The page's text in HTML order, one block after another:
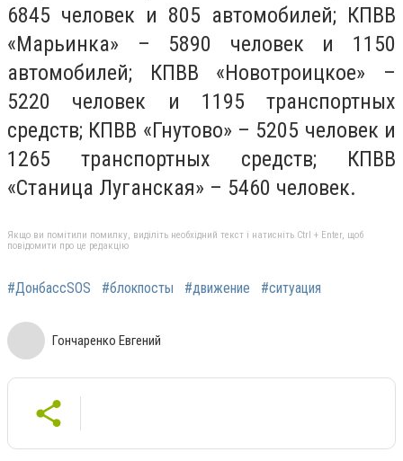
6845 человек и 805 автомобилей; КПВВ
«Марьинка» – 5890 человек и 1150
автомобилей; КПВВ «Новотроицкое» –
5220 человек и 1195 транспортных
средств; КПВВ «Гнутово» – 5205 человек и
1265 транспортных средств; КПВВ
«Станица Луганская» – 5460 человек.
Якщо ви помітили помилку, виділіть необхідний текст і натисніть Ctrl + Enter, щоб
повідомити про це редакцію
#ДонбассSOS #блокпосты #движение #ситуация
Гончаренко Евгений